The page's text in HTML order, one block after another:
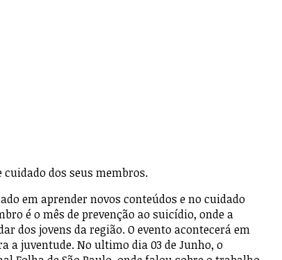
dos seus membros.
em aprender novos conteúdos e no cuidado
é o mês de prevenção ao suicídio, onde a
dos jovens da região. O evento acontecerá em
a juventude. No ultimo dia 03 de Junho, o